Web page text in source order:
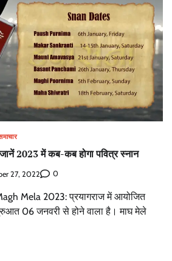
2023 में कब-कब होगा पवित्र स्नान
27, 2022 0
Mela 2023: प्रयागराज में आयोजित
06 जनवरी से होने वाला है। माघ मेले